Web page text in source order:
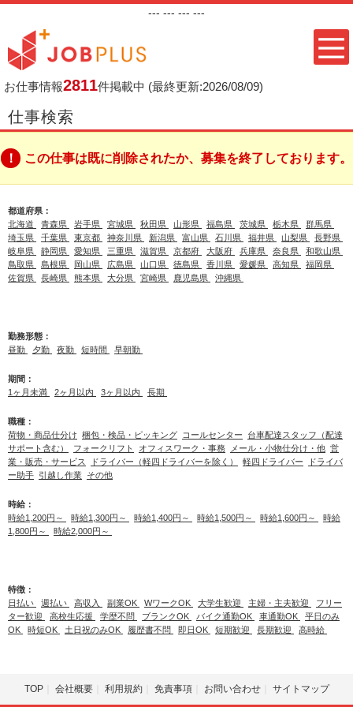
--- --- --- ---
お仕事情報2811件掲載中 (最終更新:2026/08/09)
仕事検索
この仕事は既に削除されたか、募集を終了しております。
都道府県：
北海道
青森県 岩手県 宮城県 秋田県 山形県 福島県 茨城県 栃木県
群馬県
埼玉県
千葉県 東京都 神奈川県 新潟県 富山県 石川県 福井県 山梨県
長野県
岐阜県
静岡県 愛知県 三重県 滋賀県 京都府 大阪府 兵庫県 奈良県
和歌山県
鳥取県
島根県 岡山県 広島県 山口県 徳島県 香川県 愛媛県 高知県
福岡県
佐賀県
長崎県 熊本県 大分県 宮崎県 鹿児島県 沖縄県
勤務形態：
昼勤
夕勤 夜勤 短時間 早朝勤
期間：
1ヶ月未満
2ヶ月以内 3ヶ月以内 長期
職種：
荷物・商品仕分け 梱包・検品・ピッキング コールセンター
台車配達スタッフ（配達
サポート含む）
フォークリフト オフィスワーク・事務 メール・小物仕分け・他 営
業・販売・サービス
ドライバー（軽四ドライバーを除く） 軽四ドライバー
ドライバ
ー助手 引越し作業 その他
時給：
時給1,200円～
時給1,300円～ 時給1,400円～ 時給1,500円～ 時給1,600円～
時給
1,800円～
時給2,000円～
特徴：
日払い
週払い 高収入 副業OK WワークOK 大学生歓迎 主婦・主夫歓迎
フリー
ター歓迎
高校生応援 学歴不問 ブランクOK バイク通勤OK 車通勤OK
平日のみ
OK
時短OK 土日祝のみOK 履歴書不問 即日OK 短期歓迎 長期歓迎 高時給
TOP 会社概要 利用規約 免責事項 お問い合わせ サイトマップ